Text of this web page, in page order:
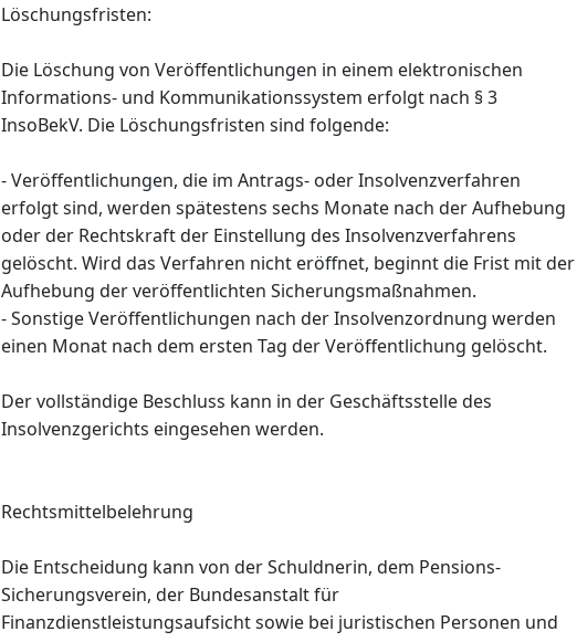
Löschungsfristen:
Die Löschung von Veröffentlichungen in einem elektronischen
Informations- und Kommunikationssystem erfolgt nach § 3
InsoBekV. Die Löschungsfristen sind folgende:
- Veröffentlichungen, die im Antrags- oder Insolvenzverfahren
erfolgt sind, werden spätestens sechs Monate nach der Aufhebung
oder der Rechtskraft der Einstellung des Insolvenzverfahrens
gelöscht. Wird das Verfahren nicht eröffnet, beginnt die Frist mit der
Aufhebung der veröffentlichten Sicherungsmaßnahmen.
- Sonstige Veröffentlichungen nach der Insolvenzordnung werden
einen Monat nach dem ersten Tag der Veröffentlichung gelöscht.
Der vollständige Beschluss kann in der Geschäftsstelle des
Insolvenzgerichts eingesehen werden.
Rechtsmittelbelehrung
Die Entscheidung kann von der Schuldnerin, dem Pensions-
Sicherungsverein, der Bundesanstalt für
Finanzdienstleistungsaufsicht sowie bei juristischen Personen und